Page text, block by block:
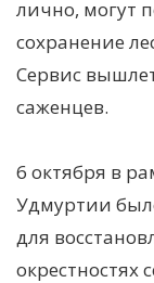
лично, могут
сохранение
Сервис
саженцев.
6 октября в
Удмуртии
для
окрестностях